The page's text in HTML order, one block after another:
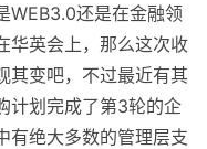
WEB3.0还是在金融领
华英会上，那么这次收
其变吧，不过最近有其
计划完成了第3轮的企
有绝大多数的管理层支